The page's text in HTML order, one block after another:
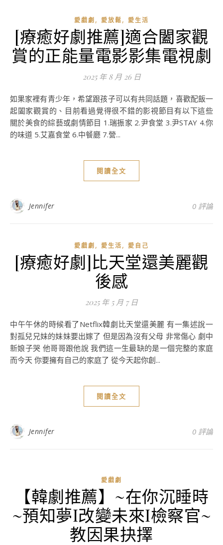
愛戲劇 , 愛放鬆, 愛生活
[療癒好劇推薦]適合闔家觀
賞的正能量電影影集電視劇
2025 年 8 月 26 日
如果家裡有青少年，希望跟孩子可以有共同話題，喜歡配飯一
起闔家觀賞的、目前看過覺得很不錯的影視節目有以下這些
關於美食的綜藝或劇情節目 1.瑞振家 2.尹食堂 3.尹STAY 4.你
的味道 5.艾嘉食堂 6.中餐廳 7.營...
閱讀全文
Jennifer 0 評論
愛戲劇 , 愛生活, 愛自己
[療癒好劇]比天堂還美麗觀
後感
2025 年 5 月 7 日
中午午休的時候看了Netflix韓劇比天堂還美麗 有一集述說一
對孤兒兄妹的妹妹要出嫁了 但是因為沒有父母 非常傷心 劇中
新娘子哭 他哥哥跟他說 我們這一生最缺的是一個完整的家庭
而今天 你要擁有自己的家庭了 從今天起你創...
閱讀全文
Jennifer 0 評論
愛戲劇
【韓劇推薦】~在你沉睡時
~預知夢I改變未來I檢察官~
教因果抉擇